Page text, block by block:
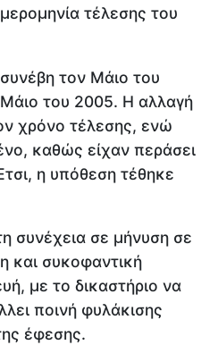
τέλεσης του
τον Μάιο του
Μάιο του 2005. Η αλλαγή
χρόνο τέλεσης, ενώ
καθώς είχαν περάσει
η υπόθεση τέθηκε
συνέχεια σε μήνυση σε
και συκοφαντική
με το δικαστήριο να
ποινή φυλάκισης
έφεσης.